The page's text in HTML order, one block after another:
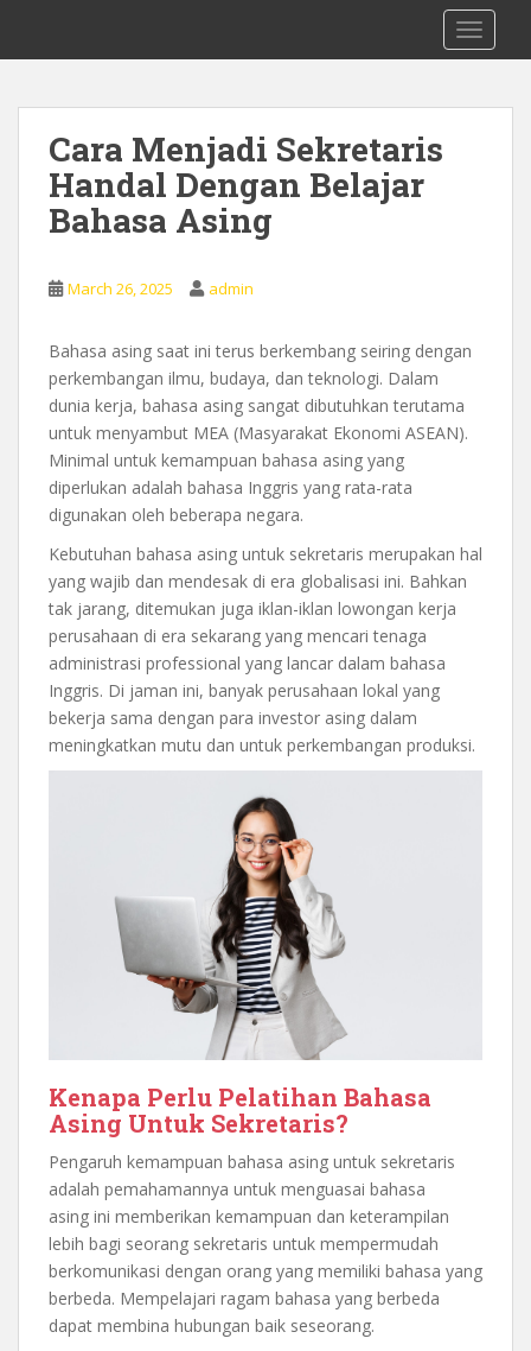
i
0878 8705 9305 Kursus Bahasa Inggis
dari Dasar Untuk Pemula Mataram
Cara Menjadi Sekretaris
Handal Dengan Belajar
Bahasa Asing
March 26, 2025 admin
Bahasa asing saat ini terus berkembang seiring dengan
perkembangan ilmu, budaya, dan teknologi. Dalam
dunia kerja, bahasa asing sangat dibutuhkan terutama
untuk menyambut MEA (Masyarakat Ekonomi ASEAN).
Minimal untuk kemampuan bahasa asing yang
diperlukan adalah bahasa Inggris yang rata-rata
digunakan oleh beberapa negara.
Kebutuhan bahasa asing untuk sekretaris merupakan hal
yang wajib dan mendesak di era globalisasi ini. Bahkan
tak jarang, ditemukan juga iklan-iklan lowongan kerja
perusahaan di era sekarang yang mencari tenaga
administrasi professional yang lancar dalam bahasa
Inggris. Di jaman ini, banyak perusahaan lokal yang
bekerja sama dengan para investor asing dalam
meningkatkan mutu dan untuk perkembangan produksi.
Kenapa Perlu Pelatihan Bahasa
Asing Untuk Sekretaris?
Pengaruh kemampuan bahasa asing untuk sekretaris
adalah pemahamannya untuk menguasai bahasa
asing ini memberikan kemampuan dan keterampilan
lebih bagi seorang sekretaris untuk mempermudah
berkomunikasi dengan orang yang memiliki bahasa yang
berbeda. Mempelajari ragam bahasa yang berbeda
dapat membina hubungan baik seseorang.